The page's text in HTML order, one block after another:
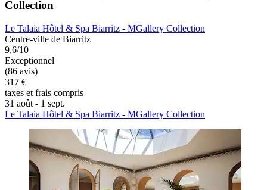
Collection
Le Talaia Hôtel & Spa Biarritz - MGallery Collection
Centre-ville de Biarritz
9,6/10
Exceptionnel
(86 avis)
317 €
taxes et frais compris
31 août - 1 sept.
Le Talaia Hôtel & Spa Biarritz - MGallery Collection